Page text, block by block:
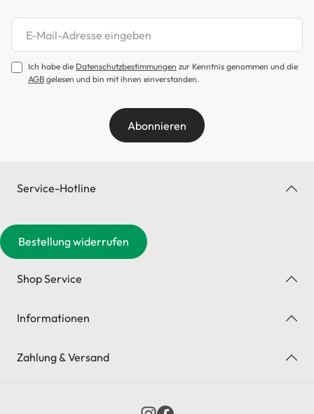
Newsletter abonnieren
Ich habe die Datenschutzbestimmungen zur Kenntnis genommen und die
AGB gelesen und bin mit ihnen einverstanden.
Abonnieren
Service-Hotline
Bestellung widerrufen
Shop Service
Informationen
Zahlung & Versand